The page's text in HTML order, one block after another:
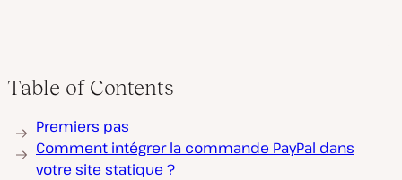
Table of Contents
Premiers pas
Comment intégrer la commande PayPal dans
votre site statique ?